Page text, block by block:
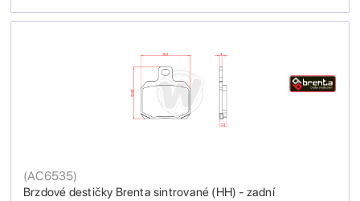
Brzdové destičky Brenta sintrované (HH) - zadní
(AC6535)